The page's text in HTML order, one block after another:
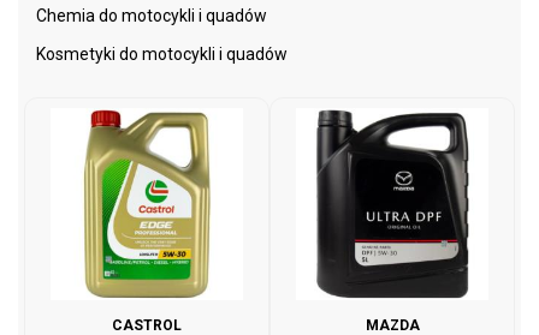
Chemia do motocykli i quadów
Kosmetyki do motocykli i quadów
CASTROL
MAZDA